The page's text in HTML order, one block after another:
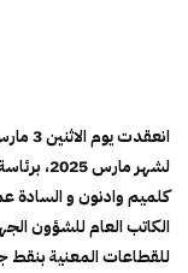
لشهر
كلميم وادنون و السادة
الكاتب العام للشؤون
للقطاعات المعنية